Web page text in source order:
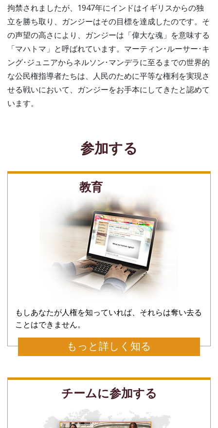
拘禁されましたが、1947年にインドはイギリスからの独
立を勝ち取り、ガンジーはその目標を達成したのです。そ
の声望の高さにより、ガンジーは「偉大な魂」を意味する
「マハトマ」と呼ばれています。マーティン･ルーサー･キ
ング･ジュニアからネルソン･マンデラに至るまでの世界的
な公民権指導者たちは、人民のために平等な権利を実現さ
せる戦いにおいて、ガンジーをお手本にしてきたと認めて
います。
更新登録して、支援方法を確認してください
参加する
教育
もしあなたが人権を知っていれば、それらは奪い去る
ことはできません。
もっと詳しく知る
チームに参加する